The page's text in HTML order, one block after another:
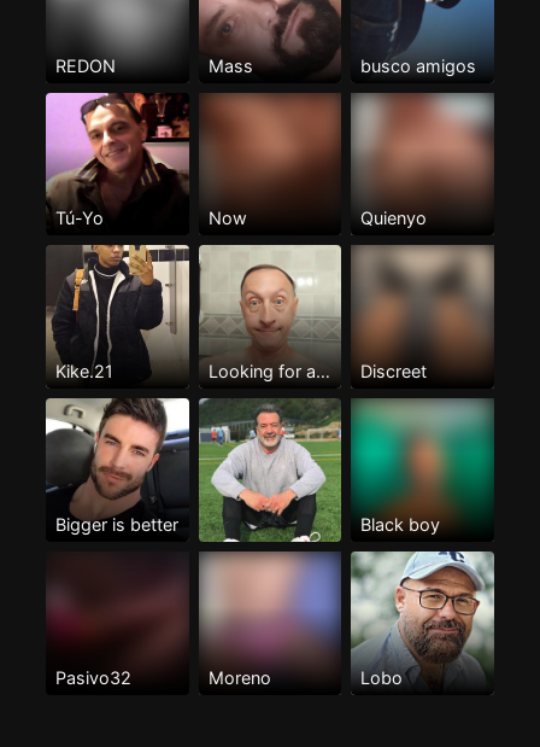
REDON Mass busco amigos
Tú-Yo Now Quienyo
Kike.21 Looking for a lover Discreet
Bigger is better Black boy
Pasivo32 Moreno Lobo